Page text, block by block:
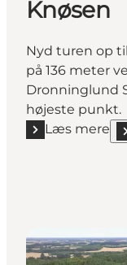
Knøsen
Nyd turen op
på 136 meter
Dronninglund
højeste punkt.
Læs mere
Læs mere